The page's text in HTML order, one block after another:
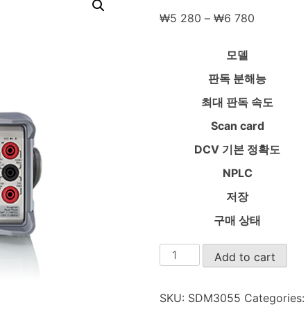
₩5 280 – ₩6 780Price
through
₩6
모델
판독 분해능
최대 판독 속도
Scan card
DCV 기본 정확도
NPLC
저장
구매 상태
SDM3055
quantity
Add to cart
SKU: SDM3055 Categories: